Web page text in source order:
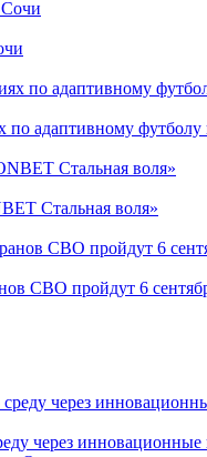
по адаптивному
Стальная воля»
СВО пройдут 6
через инновационные